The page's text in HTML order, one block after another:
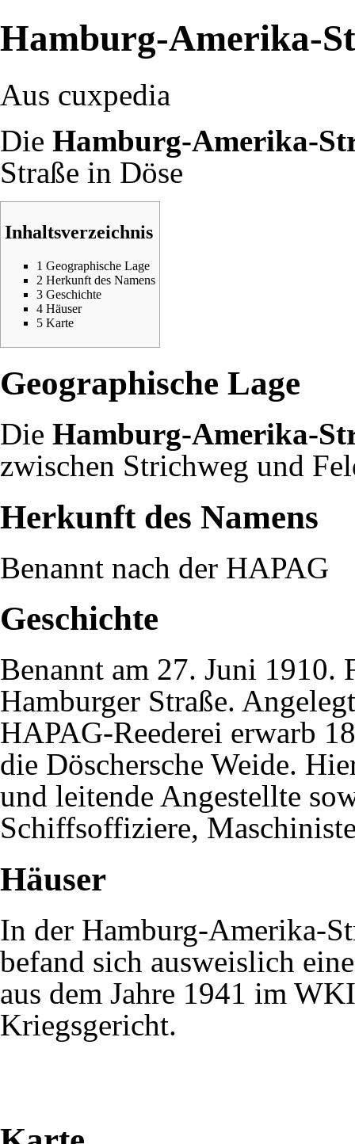
Hamburg-Amerika-
Aus cuxpedia
Die Hamburg-Amerika-
Straße in Döse
Inhaltsverzeichnis
1 Geographische Lage
2 Herkunft des Namens
3 Geschichte
4 Häuser
5 Karte
Geographische Lage
Die Hamburg-Amerika-
zwischen Strichweg und
Herkunft des Namens
Benannt nach der HAPAG
Geschichte
Benannt am 27. Juni 1910.
Hamburger Straße.
HAPAG-Reederei erwarb
die Döschersche Weide.
und leitende Angestellte
Schiffsoffiziere,
Häuser
In der Hamburg-Amerika-
befand sich ausweislich
aus dem Jahre 1941 im
Kriegsgericht.